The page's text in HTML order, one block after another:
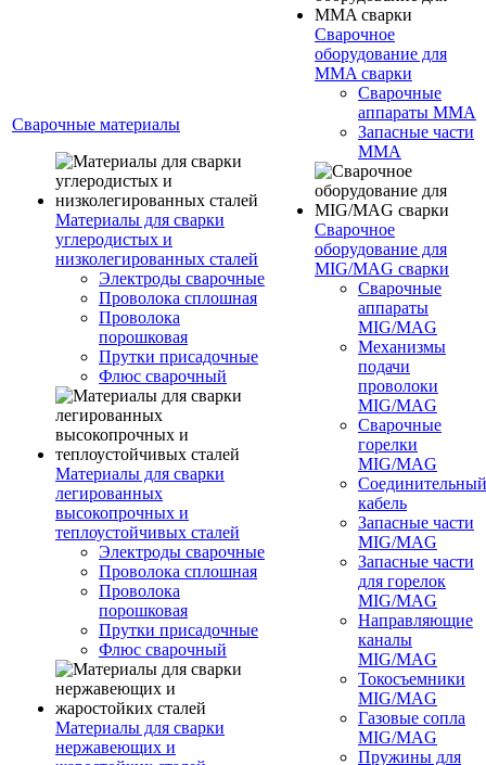
Сварочные материалы
Материалы для сварки
углеродистых и
низколегированных сталей
Электроды сварочные
Проволока сплошная
Проволока
порошковая
Прутки присадочные
Флюс сварочный
Материалы для сварки
легированных
высокопрочных и
теплоустойчивых сталей
Электроды сварочные
Проволока сплошная
Проволока
порошковая
Прутки присадочные
Флюс сварочный
Материалы для сварки
нержавеющих и
Сварочное
оборудование для
MMA сварки
Сварочные
аппараты MMA
Запасные части
MMA
Сварочное
оборудование для
MIG/MAG сварки
Сварочные
аппараты
MIG/MAG
Механизмы
подачи
проволоки
MIG/MAG
Сварочные
горелки
MIG/MAG
Соединительный
кабель
Запасные части
MIG/MAG
Запасные части
для горелок
MIG/MAG
Направляющие
каналы
MIG/MAG
Токосъемники
MIG/MAG
Газовые сопла
MIG/MAG
Пружины для